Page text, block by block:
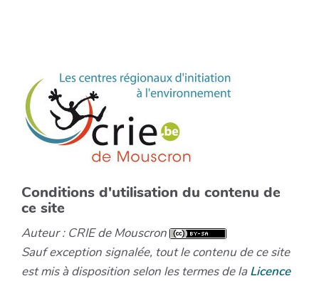
Conditions d'utilisation du contenu de
ce site
Auteur : CRIE de Mouscron
Sauf exception signalée, tout le contenu de ce site
est mis à disposition selon les termes de laLicence